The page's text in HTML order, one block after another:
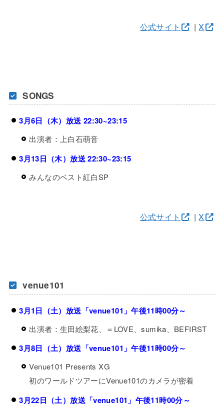
公式サイト | X
SONGS
3月6日（木）放送 22:30~23:15
出演者：上白石萌音
3月13日（木）放送 22:30~23:15
みんなのベスト紅白SP
公式サイト | X
venue101
3月1日（土）放送「venue101」午後11時00分～
出演者：生田絵梨花、＝LOVE、sumika、BEFIRST
3月8日（土）放送「venue101」午後11時00分～
Venue101 Presents XG
初のワールドツアーにVenue101のカメラが密着
3月22日（土）放送「venue101」午後11時00分～